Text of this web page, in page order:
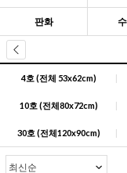
판화
4호 (전체 53x62cm) |
10호 (전체80x72cm) |
30호 (전체120x90cm) |